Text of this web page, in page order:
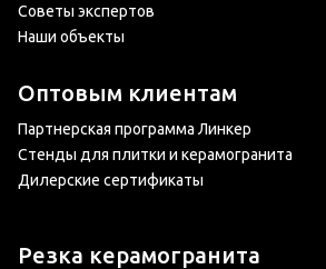
Советы экспертов
Наши объекты
Оптовым клиентам
Партнерская программа Линкер
Стенды для плитки и керамогранита
Дилерские сертификаты
Резка керамогранита